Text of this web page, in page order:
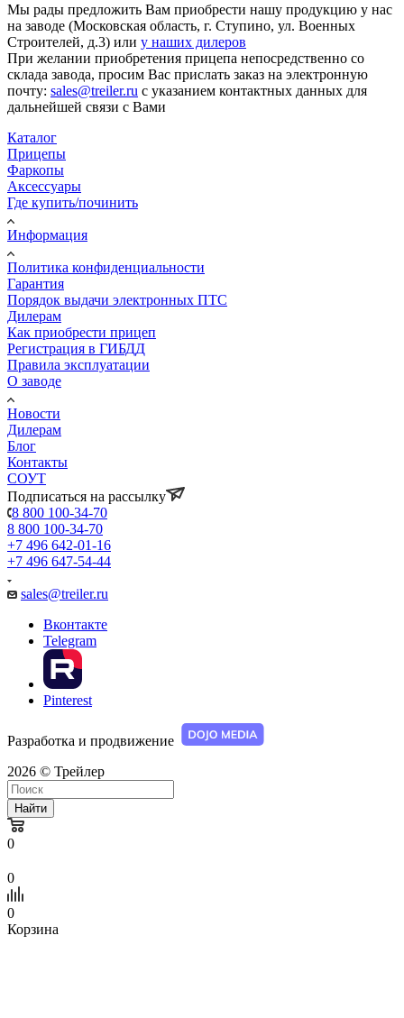
Мы рады предложить Вам приобрести нашу продукцию у нас
на заводе (Московская область, г. Ступино, ул. Военных
Строителей, д.3) или у наших дилеров
При желании приобретения прицепа непосредственно со
склада завода, просим Вас прислать заказ на электронную
почту: sales@treiler.ru с указанием контактных данных для
дальнейшей связи с Вами
Каталог
Прицепы
Фаркопы
Аксессуары
Где купить/починить
Информация
Политика конфиденциальности
Гарантия
Порядок выдачи электронных ПТС
Дилерам
Как приобрести прицеп
Регистрация в ГИБДД
Правила эксплуатации
О заводе
Новости
Дилерам
Блог
Контакты
СОУТ
Подписаться на рассылку
8 800 100-34-70
8 800 100-34-70
+7 496 642-01-16
+7 496 647-54-44
sales@treiler.ru
Вконтакте
Telegram
Pinterest
Разработка и продвижение
2026 © Трейлер
Найти
0
0
0
Корзина